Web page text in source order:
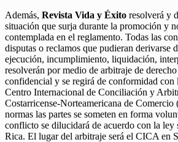
Además, Revista Vida y Éxito resolverá y
situación que surja durante la promoción y
contemplada en el reglamento. Todas las
disputas o reclamos que pudieran derivarse
ejecución, incumplimiento, liquidación,
resolverán por medio de arbitraje de
confidencial y se regirá de conformidad con
Centro Internacional de Conciliación y
Costarricense-Norteamericana de
normas las partes se someten en forma
conflicto se dilucidará de acuerdo con la ley
Rica. El lugar del arbitraje será el CICA en